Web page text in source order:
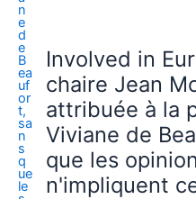
Involved in
chaire Jean
attribuée à la
Viviane de
que les
n'impliquent